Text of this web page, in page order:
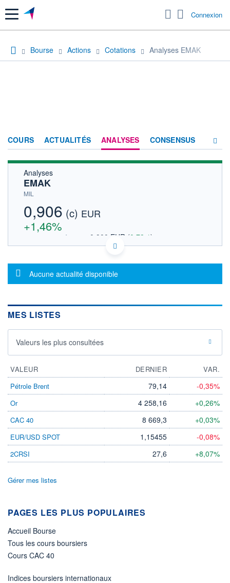
Menu Connexion
Bourse Actions Cotations Analyses EMAK
COURS ACTUALITÉS ANALYSES CONSENSUS
Analyses
EMAK
MIL
0,906 (c) EUR
+1,46%
0,900 EUR (0,78%)
DONNÉES TEMPS DIFFÉRÉ
Politique d'exécution
Cotation sur les autres places
0,89
0,90
0,91
SECTEUR
PÉTROLE ET GAZ
OUVERTURE
0,897
CLÔTURE VEILLE
0,909
68 875
CAPITAL ÉCHANGÉ
0,04%
VALORISATION
149 MEUR
0,855 0,945
RENDEMENT
5,17%
0,03 EUR (01/06/26)
Message d'information
Aucune actualité disponible
MES LISTES
Valeurs les plus consultées
VALEUR DERNIER
VAR.
Pétrole Brent
79,14 -0,35%
Or 4 258,16 +0,26%
CAC 40 8 669,3 +0,03%
EUR/USD SPOT 1,15455 -0,08%
2CRSI 27,6 +8,07%
Gérer mes listes
PAGES LES PLUS POPULAIRES
Accueil Bourse
Tous les cours boursiers
Cours CAC 40
Indices boursiers internationaux